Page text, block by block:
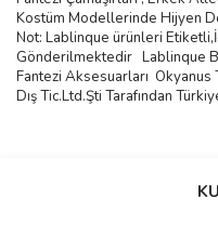
Kostüm Modellerinde Hijyen
Not: Lablinque ürünleri
Gönderilmektedir Lablinque
Fantezi Aksesuarları Okyanus
DışTic.Ltd.Şti Tarafından Tü
Bu ürüne